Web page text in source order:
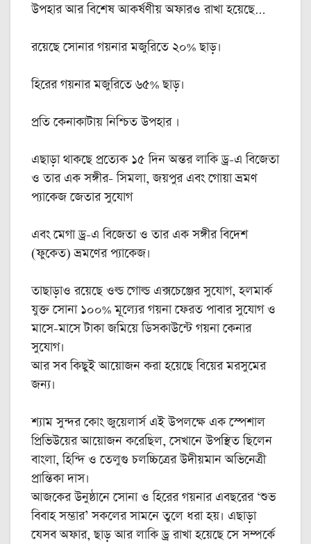
উপহার আর বিশেষ আকর্ষণীয় অফারও রাখা হয়েছে…
রয়েছে সোনার গয়নার মজুরিতে ২০% ছাড়।
হিরের গয়নার মজুরিতে ৬৫% ছাড়।
প্রতি কেনাকাটায় নিশ্চিত উপহার ।
এছাড়া থাকছে প্রত্যেক ১৫ দিন অন্তর লাকি ড্র-এ বিজেতা
ও তার এক সঙ্গীর- সিমলা, জয়পুর এবং গোয়া ভ্রমণ
প্যাকেজ জেতার সুযোগ
এবং মেগা ড্র-এ বিজেতা ও তার এক সঙ্গীর বিদেশ
(ফুকেত) ভ্রমণের প্যাকেজ।
তাছাড়াও রয়েছে ওল্ড গোল্ড এক্সচেঞ্জের সুযোগ, হলমার্ক
যুক্ত সোনা ১০০% মূল্যের গয়না ফেরত পাবার সুযোগ ও
মাসে-মাসে টাকা জমিয়ে ডিসকাউন্টে গয়না কেনার
সুযোগ।
আর সব কিছুই আয়োজন করা হয়েছে বিয়ের মরসুমের
জন্য।
শ্যাম সুন্দর কোং জুয়েলার্স এই উপলক্ষে এক স্পেশাল
প্রিভিউয়ের আয়োজন করেছিল, সেখানে উপস্থিত ছিলেন
বাংলা, হিন্দি ও তেলুগু চলচ্চিত্রের উদীয়মান অভিনেত্রী
প্রান্তিকা দাস।
আজকের উনুষ্ঠানে সোনা ও হিরের গয়নার এবছরের ‘শুভ
বিবাহ সম্ভার’ সকলের সামনে তুলে ধরা হয়। এছাড়া
যেসব অফার, ছাড় আর লাকি ড্র রাখা হয়েছে সে সম্পর্কে